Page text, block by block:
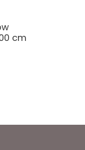
cm